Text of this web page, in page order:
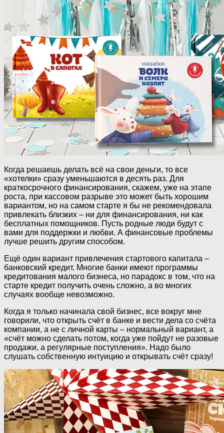
Когда решаешь делать всё на свои деньги, то все
«хотелки» сразу уменьшаются в десять раз. Для
краткосрочного финансирования, скажем, уже на этапе
роста, при кассовом разрыве это может быть хорошим
вариантом, но на самом старте я бы не рекомендовала
привлекать близких – ни для финансирования, ни как
бесплатных помощников. Пусть родные люди будут с
вами для поддержки и любви. А финансовые проблемы
лучше решить другим способом.
Ещё один вариант привлечения стартового капитала –
банковский кредит. Многие банки имеют программы
кредитования малого бизнеса, но парадокс в том, что на
старте кредит получить очень сложно, а во многих
случаях вообще невозможно.
Когда я только начинала свой бизнес, все вокруг мне
говорили, что открыть счёт в банке и вести дела со счёта
компании, а не с личной карты – нормальный вариант, а
«счёт можно сделать потом, когда уже пойдут не разовые
продажи, а регулярные поступления». Надо было
слушать собственную интуицию и открывать счёт сразу!